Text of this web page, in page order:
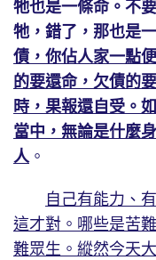
牠也是一條命。不
牠，錯了，那也是
債，你佔人家一點
的要還命，欠債的
時，果報還自受。
當中，無論是什麼
人。
自己有能力、
這才對。哪些是苦
難眾生。縱然今天